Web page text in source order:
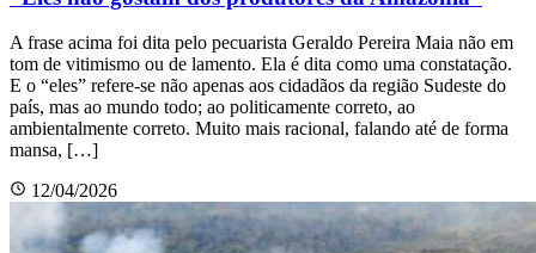
A frase acima foi dita pelo pecuarista Geraldo Pereira Maia não em
tom de vitimismo ou de lamento. Ela é dita como uma constatação.
E o “eles” refere-se não apenas aos cidadãos da região Sudeste do
país, mas ao mundo todo; ao politicamente correto, ao
ambientalmente correto. Muito mais racional, falando até de forma
mansa, […]
12/04/2026